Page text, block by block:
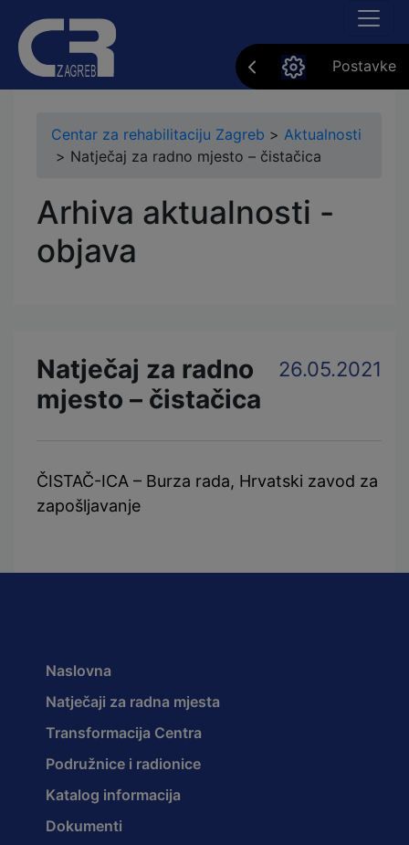
Postavke
Centar za rehabilitaciju Zagreb > Aktualnosti
> Natječaj za radno mjesto – čistačica
Arhiva aktualnosti -
objava
Natječaj za radno
mjesto – čistačica
26.05.2021
ČISTAČ-ICA – Burza rada, Hrvatski zavod za
zapošljavanje
Naslovna
Natječaji za radna mjesta
Transformacija Centra
Podružnice i radionice
Katalog informacija
Dokumenti